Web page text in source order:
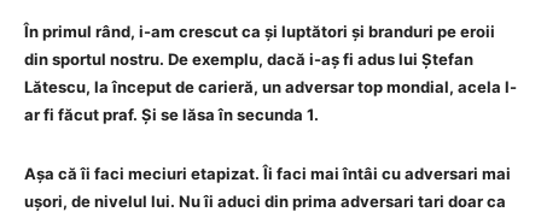
În primul rând, i-am crescut ca și luptători și branduri pe eroii
din sportul nostru. De exemplu, dacă i-aș fi adus lui Ștefan
Lătescu, la început de carieră, un adversar top mondial, acela l-
ar fi făcut praf. Și se lăsa în secunda 1.
Așa că îi faci meciuri etapizat. Îi faci mai întâi cu adversari mai
ușori, de nivelul lui. Nu îi aduci din prima adversari tari doar ca